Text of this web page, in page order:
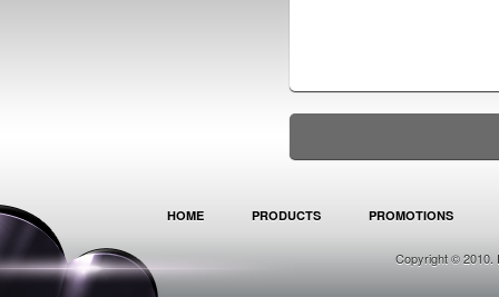
HOME PRODUCTS PROMOTIONS
Copyright © 2010.